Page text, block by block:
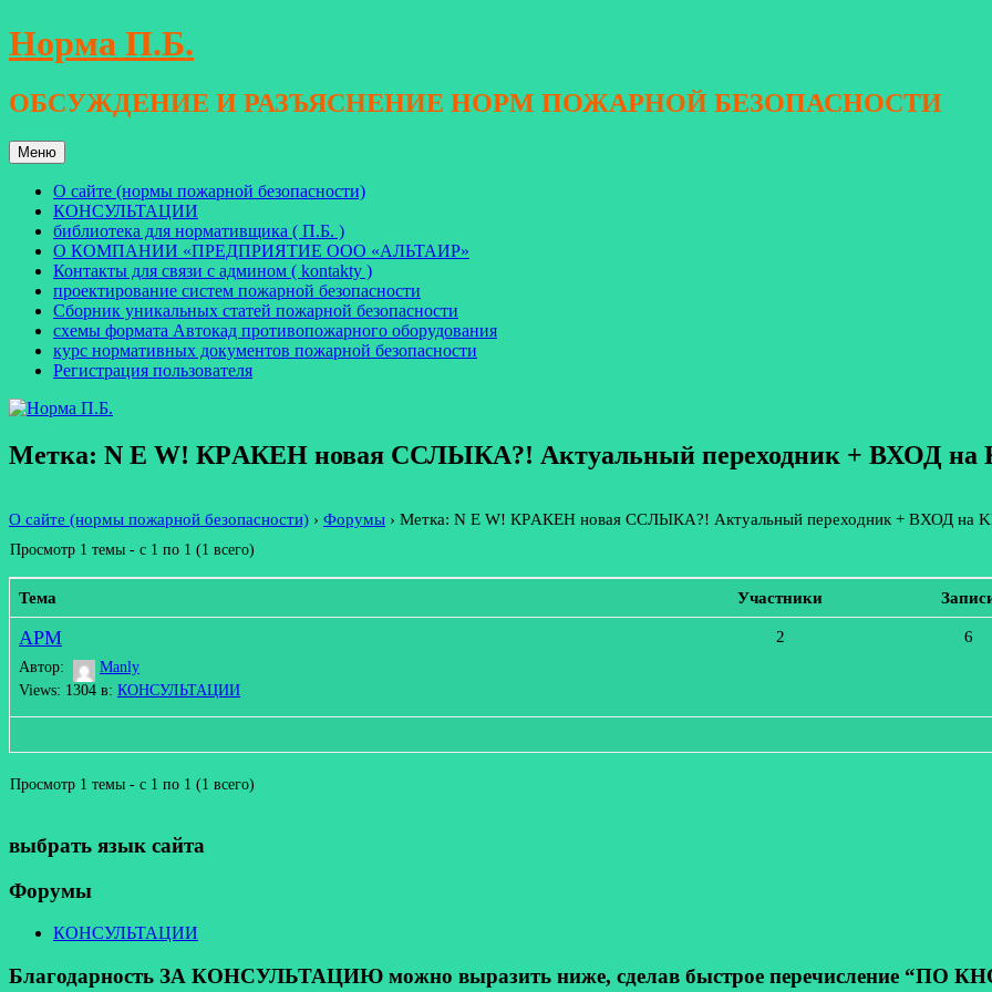
Перейти
к
Норма П.Б.
ОБСУЖДЕНИЕ И РАЗЪЯСНЕНИЕ НОРМ ПОЖАРНОЙ БЕЗОПАСНОСТИ
Меню
О сайте (нормы пожарной безопасности)
КОНСУЛЬТАЦИИ
библиотека для нормативщика ( П.Б. )
О КОМПАНИИ «ПРЕДПРИЯТИЕ ООО «АЛЬТАИР»
Контакты для связи с админом ( kontakty )
проектирование систем пожарной безопасности
Сборник уникальных статей пожарной безопасности
схемы формата Автокад противопожарного оборудования
курс нормативных документов пожарной безопасности
Регистрация пользователя
Метка: N E W! КРAКЕН новая CСЛЫКА?! Актуальный переходник + ВХОД на
О сайте (нормы пожарной безопасности) › Форумы › Метка: N E W! КРAКЕН новая CСЛЫКА?! Актуальный переходник + ВХОД на
Просмотр 1 темы - с 1 по 1 (1 всего)
Тема Участники
АРМ
Автор:
Manly
Views: 1304 в: КОНСУЛЬТАЦИИ
2 6
Просмотр 1 темы - с 1 по 1 (1 всего)
выбрать язык сайта
Форумы
КОНСУЛЬТАЦИИ
Благодарность ЗА КОНСУЛЬТАЦИЮ можно выразить ниже, сделав быстрое перечисление “ПО